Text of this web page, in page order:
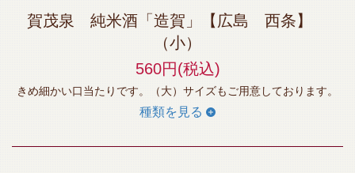
賀茂泉 純米酒「造賀」【広島 西条】
（小）
560円(税込)
きめ細かい口当たりです。（大）サイズもご用意しております。
種類を見る